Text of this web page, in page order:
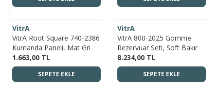
YENI
ÜCRETSIZ KARGO
VitrA
VitrA Root Square 740-2386
Kumanda Paneli, Mat Gri
1.663,00 TL
SEPETE EKLE
YENI
ÜCRETSIZ KARGO
VitrA
VitrA 800-2025 Gömme
Rezervuar Seti, Soft Bakır
8.234,00 TL
SEPETE EKLE